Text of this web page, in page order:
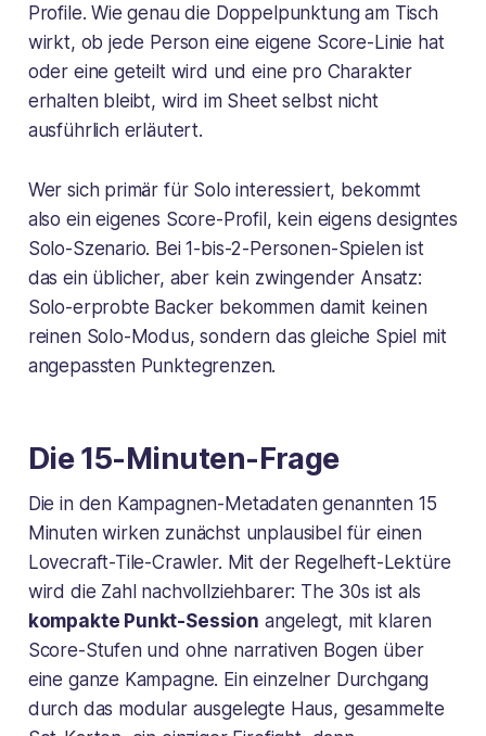
Profile. Wie genau die Doppelpunktung am Tisch
wirkt, ob jede Person eine eigene Score-Linie hat
oder eine geteilt wird und eine pro Charakter
erhalten bleibt, wird im Sheet selbst nicht
ausführlich erläutert.
Wer sich primär für Solo interessiert, bekommt
also ein eigenes Score-Profil, kein eigens designtes
Solo-Szenario. Bei 1-bis-2-Personen-Spielen ist
das ein üblicher, aber kein zwingender Ansatz:
Solo-erprobte Backer bekommen damit keinen
reinen Solo-Modus, sondern das gleiche Spiel mit
angepassten Punktegrenzen.
Die 15-Minuten-Frage
Die in den Kampagnen-Metadaten genannten 15
Minuten wirken zunächst unplausibel für einen
Lovecraft-Tile-Crawler. Mit der Regelheft-Lektüre
wird die Zahl nachvollziehbarer: The 30s ist als
kompakte Punkt-Session angelegt, mit klaren
Score-Stufen und ohne narrativen Bogen über
eine ganze Kampagne. Ein einzelner Durchgang
durch das modular ausgelegte Haus, gesammelte